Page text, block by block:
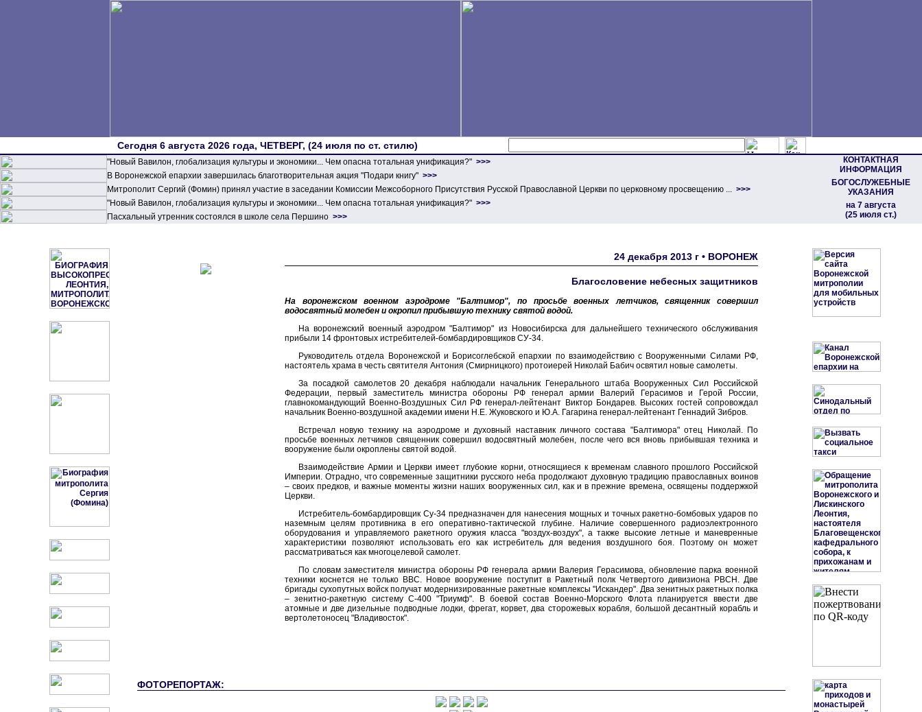
Сегодня 6 августа 2026 года, ЧЕТВЕРГ, (24 июля по ст. стилю)
"Новый Вавилон, глобализация культуры и экономики... Чем опасна тотальная унификация?" >>>
КОНТАКТНАЯ
ИНФОРМАЦИЯ
БОГОСЛУЖЕБНЫЕ
УКАЗАНИЯ
на 7 августа
(25 июля ст.)
В Воронежской епархии завершилась благотворительная акция "Подари книгу" >>>
Митрополит Сергий (Фомин) принял участие в заседании Комиссии Межсоборного Присутствия Русской Православной Церкви по церковному просвещению ... >>>
"Новый Вавилон, глобализация культуры и экономики... Чем опасна тотальная унификация?" >>>
Пасхальный утренник состоялся в школе села Першино >>>
24 декабря 2013 г • ВОРОНЕЖ
Благословение небесных защитников
На воронежском военном аэродроме "Балтимор", по просьбе военных летчиков, священник совершил
водосвятный молебен и окропил прибывшую технику святой водой.
На воронежский военный аэродром "Балтимор" из Новосибирска для дальнейшего технического обслуживания
прибыли 14 фронтовых истребителей-бомбардировщиков СУ-34.
Руководитель отдела Воронежской и Борисоглебской епархии по взаимодействию с Вооруженными Силами РФ,
настоятель храма в честь святителя Антония (Смирницкого) протоиерей Николай Бабич освятил новые самолеты.
За посадкой самолетов 20 декабря наблюдали начальник Генерального штаба Вооруженных Сил Российской
Федерации, первый заместитель министра обороны РФ генерал армии Валерий Герасимов и Герой России,
главнокомандующий Военно-Воздушных Сил РФ генерал-лейтенант Виктор Бондарев. Высоких гостей сопровождал
начальник Военно-воздушной академии имени Н.Е. Жуковского и Ю.А. Гагарина генерал-лейтенант Геннадий Зибров.
Встречал новую технику на аэродроме и духовный наставник личного состава "Балтимора" отец Николай. По
просьбе военных летчиков священник совершил водосвятный молебен, после чего вся вновь прибывшая техника и
вооружение были окроплены святой водой.
Взаимодействие Армии и Церкви имеет глубокие корни, относящиеся к временам славного прошлого Российской
Империи. Отрадно, что современные защитники русского неба продолжают духовную традицию православных воинов
– своих предков, и важные моменты жизни наших вооруженных сил, как и в прежние времена, освящены поддержкой
Церкви.
Истребитель-бомбардировщик Су-34 предназначен для нанесения мощных и точных ракетно-бомбовых ударов по
наземным целям противника в его оперативно-тактической глубине. Наличие совершенного радиоэлектронного
оборудования и управляемого ракетного оружия класса "воздух-воздух", а также высокие летные и маневренные
характеристики позволяют использовать его как истребитель для ведения воздушного боя. Поэтому он может
рассматриваться как многоцелевой самолет.
По словам заместителя министра обороны РФ генерала армии Валерия Герасимова, обновление парка военной
техники коснется не только ВВС. Новое вооружение поступит в Ракетный полк Четвертого дивизиона РВСН. Две
бригады сухопутных войск получат модернизированные ракетные комплексы "Искандер". Два зенитных ракетных полка
– зенитно-ракетную систему С-400 "Триумф". В боевой состав Военно-Морского Флота планируется ввести две
атомные и две дизельные подводные лодки, фрегат, корвет, два сторожевых корабля, большой десантный корабль и
вертолетоносец "Владивосток".
ФОТОРЕПОРТАЖ: